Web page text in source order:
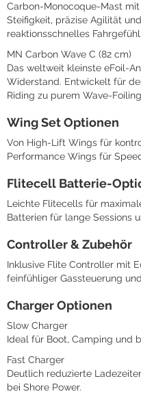
Carbon-Monocoque-Mast
Steifigkeit, präzise Agilität
reaktionsschnelles Fahrgefühl.
MN Carbon Wave C (82 cm)
Das weltweit kleinste eFoil-
Widerstand. Entwickelt für
Riding zu purem Wave-
Wing Set Optionen
Von High-Lift Wings für
Performance Wings für
Flitecell Batterie-
Leichte Flitecells für
Batterien für lange Sessions
Controller & Zubehör
Inklusive Flite Controller mit
feinfühliger Gassteuerung
Charger Optionen
Slow Charger
Ideal für Boot, Camping und
Fast Charger
Deutlich reduzierte
bei Shore Power.